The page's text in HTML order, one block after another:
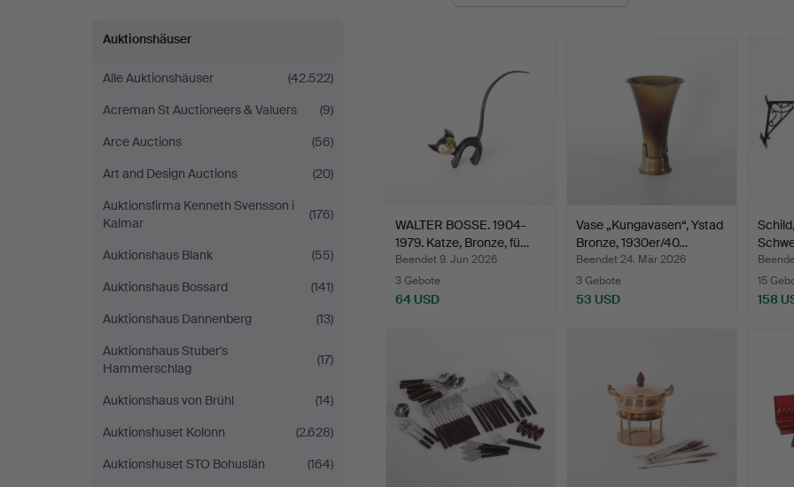
Auktionshäuser
Alle Auktionshäuser
(42.522)
Acreman St Auctioneers & Valuers
(9)
Arce Auctions
(56)
Art and Design Auctions
(20)
Auktionsfirma Kenneth Svensson i
Kalmar
(176)
Auktionshaus Blank
(55)
Auktionshaus Bossard
(141)
Auktionshaus Dannenberg
(13)
Auktionshaus Stuber's
Hammerschlag
(17)
Auktionshaus von Brühl
(14)
Auktionshuset Kolonn
(2.628)
Auktionshuset STO Bohuslän
(164)
WALTER BOSSE. 1904-
1979. Katze, Bronze, fü…
Beendet 9. Jun 2026
3 Gebote
64 USD
Vase „Kungavasen“, Ystad
Bronze, 1930er/40…
Beendet 24. Mär 2026
3 Gebote
53 USD
15
158